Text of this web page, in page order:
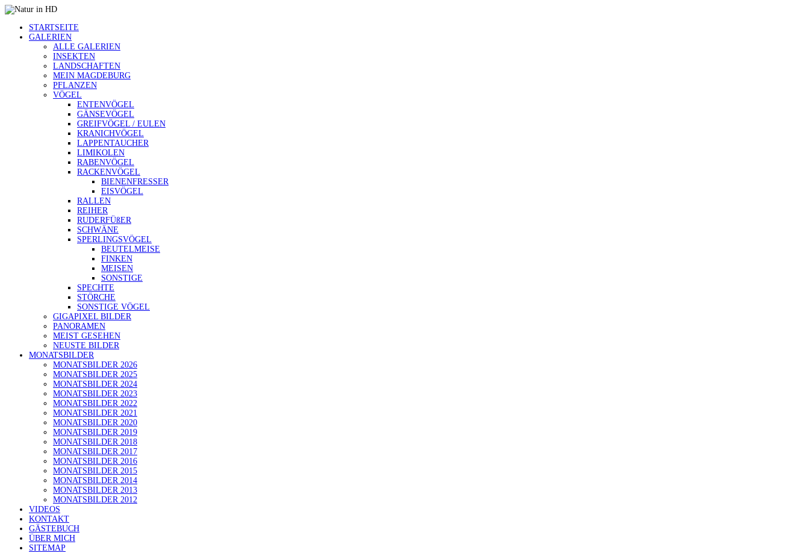
STARTSEITE
GALERIEN
ALLE GALERIEN
INSEKTEN
LANDSCHAFTEN
MEIN MAGDEBURG
PFLANZEN
VÖGEL
ENTENVÖGEL
GÄNSEVÖGEL
GREIFVÖGEL / EULEN
KRANICHVÖGEL
LAPPENTAUCHER
LIMIKOLEN
RABENVÖGEL
RACKENVÖGEL
BIENENFRESSER
EISVÖGEL
RALLEN
REIHER
RUDERFÜßER
SCHWÄNE
SPERLINGSVÖGEL
BEUTELMEISE
FINKEN
MEISEN
SONSTIGE
SPECHTE
STÖRCHE
SONSTIGE VÖGEL
GIGAPIXEL BILDER
PANORAMEN
MEIST GESEHEN
NEUSTE BILDER
MONATSBILDER
MONATSBILDER 2026
MONATSBILDER 2025
MONATSBILDER 2024
MONATSBILDER 2023
MONATSBILDER 2022
MONATSBILDER 2021
MONATSBILDER 2020
MONATSBILDER 2019
MONATSBILDER 2018
MONATSBILDER 2017
MONATSBILDER 2016
MONATSBILDER 2015
MONATSBILDER 2014
MONATSBILDER 2013
MONATSBILDER 2012
VIDEOS
KONTAKT
GÄSTEBUCH
ÜBER MICH
SITEMAP